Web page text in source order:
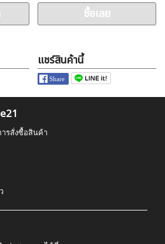
ซื้อเลย
แชร์สินค้านี้
ารสั่งซื้อสินค้า